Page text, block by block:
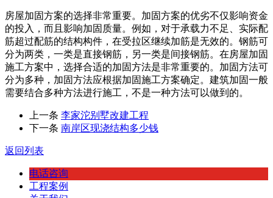
房屋加固方案的选择非常重要。加固方案的优劣不仅影响资金
的投入，而且影响加固质量。例如，对于承载力不足、实际配
筋超过配筋的结构构件，在受拉区继续加筋是无效的。钢筋可
分为两类，一类是直接钢筋，另一类是间接钢筋。在房屋加固
施工方案中，选择合适的加固方法是非常重要的。加固方法可
分为多种，加固方法应根据加固施工方案确定。建筑加固一般
需要结合多种方法进行施工，不是一种方法可以做到的。
上一条 李家沱别墅改建工程
下一条 南岸区现浇结构多少钱
返回列表
电话咨询
工程案例